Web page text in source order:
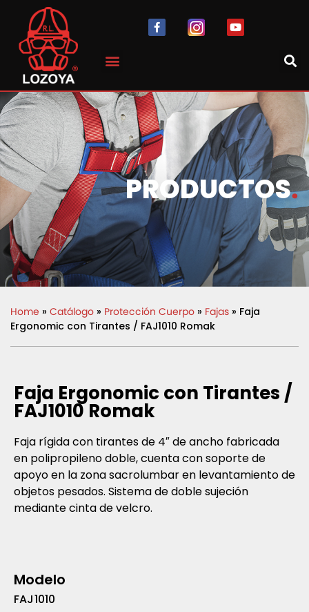
PRODUCTOS.
Home » Catálogo » Protección Cuerpo » Fajas » Faja
Ergonomic con Tirantes / FAJ1010 Romak
Faja Ergonomic con Tirantes /
FAJ1010 Romak
Faja rígida con tirantes de 4″ de ancho fabricada
en polipropileno doble, cuenta con soporte de
apoyo en la zona sacrolumbar en levantamiento de
objetos pesados. Sistema de doble sujeción
mediante cinta de velcro.
Modelo
FAJ1010